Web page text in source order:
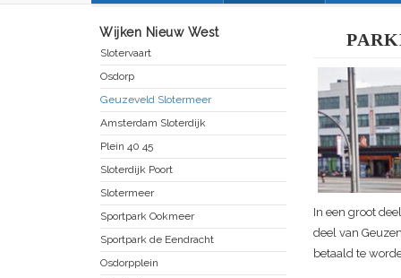
In een groot
deel van
betaald te
Wijken Nieuw West
Slotervaart
Osdorp
Geuzeveld Slotermeer
Amsterdam Sloterdijk
Plein 40 45
Sloterdijk Poort
Slotermeer
Sportpark Ookmeer
Sportpark de Eendracht
Osdorpplein